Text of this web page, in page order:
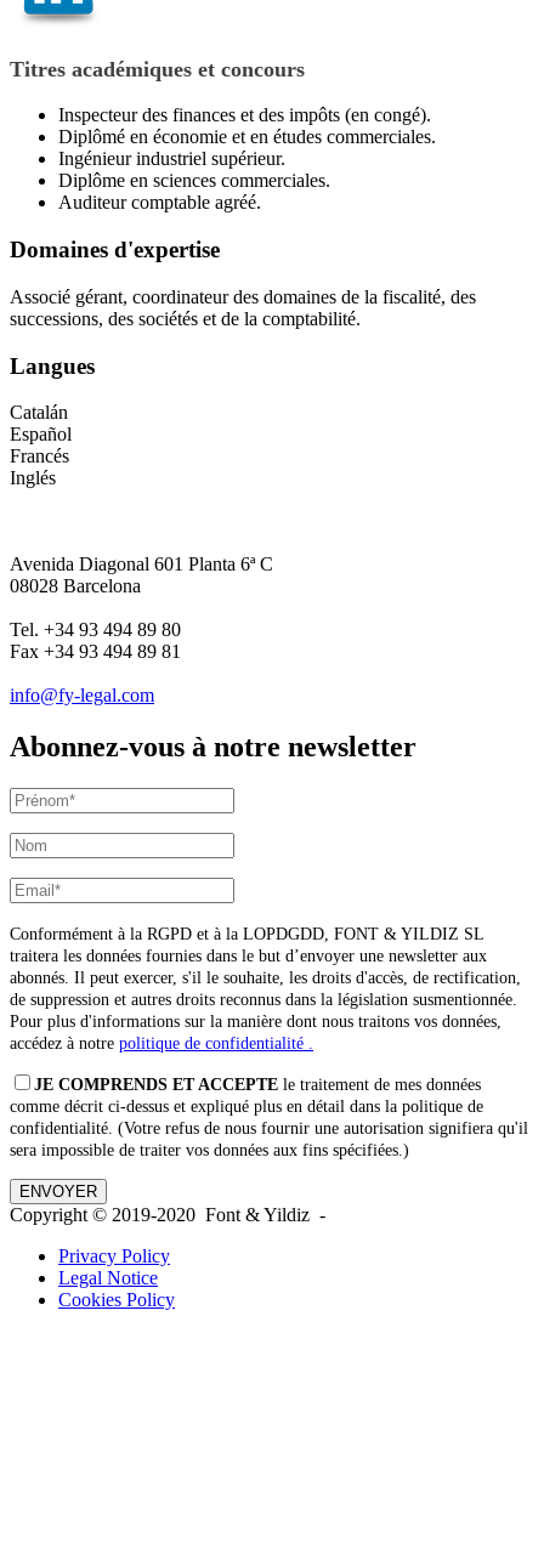
Titres académiques et concours
Inspecteur des finances et des impôts (en congé).
Diplômé en économie et en études commerciales.
Ingénieur industriel supérieur.
Diplôme en sciences commerciales.
Auditeur comptable agréé.
Domaines d'expertise
Associé gérant, coordinateur des domaines de la fiscalité, des
successions, des sociétés et de la comptabilité.
Langues
Catalán
Español
Francés
Inglés
Avenida Diagonal 601 Planta 6ª C
08028 Barcelona
Tel. +34 93 494 89 80
Fax +34 93 494 89 81
info@fy-legal.com
Abonnez-vous à notre newsletter
Conformément à la RGPD et à la LOPDGDD, FONT & YILDIZ SL
traitera les données fournies dans le but d’envoyer une newsletter aux
abonnés. Il peut exercer, s'il le souhaite, les droits d'accès, de rectification,
de suppression et autres droits reconnus dans la législation susmentionnée.
Pour plus d'informations sur la manière dont nous traitons vos données,
accédez à notre politique de confidentialité .
JE COMPRENDS ET ACCEPTE le traitement de mes données
comme décrit ci-dessus et expliqué plus en détail dans la politique de
confidentialité. (Votre refus de nous fournir une autorisation signifiera qu'il
sera impossible de traiter vos données aux fins spécifiées.)
Copyright © 2019-2020 Font & Yildiz -
Privacy Policy
Legal Notice
Cookies Policy